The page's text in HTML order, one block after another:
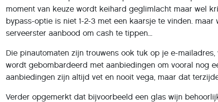
moment van keuze wordt keihard geglimlacht maar wel
bypass-optie is niet 1-2-3 met een kaarsje te vinden.
serveerster aanbood om cash te tippen...
Die pinautomaten zijn trouwens ook tuk op je e-
wordt gebombardeerd met aanbiedingen om vooral nog
aanbiedingen zijn altijd vet en nooit vega, maar dat
Verder opgemerkt dat bijvoorbeeld een glas wijn